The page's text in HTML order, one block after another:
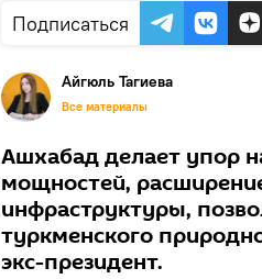
Подписаться
Айгюль Тагиева
Все материалы
Ашхабад делает упор
мощностей,
инфраструктуры,
туркменского
экс-президент.